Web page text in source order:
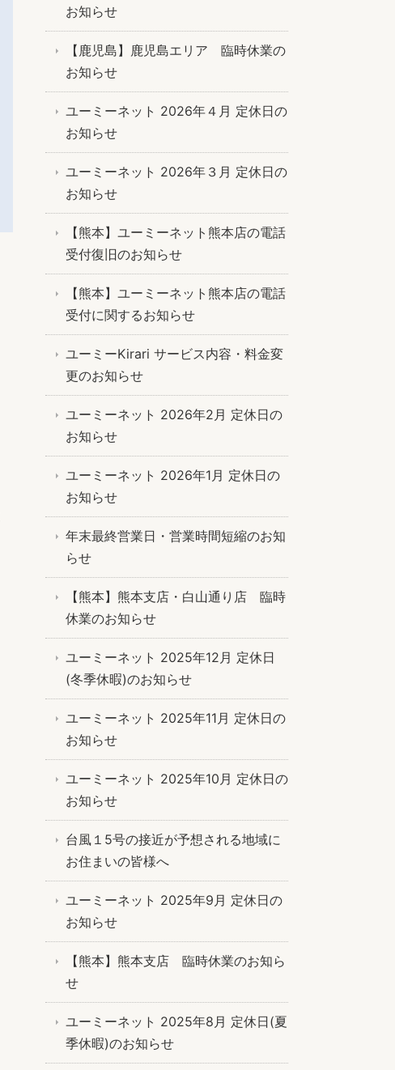
お知らせ
【鹿児島】鹿児島エリア 臨時休業の
お知らせ
ユーミーネット 2026年４月 定休日の
お知らせ
ユーミーネット 2026年３月 定休日の
お知らせ
【熊本】ユーミーネット熊本店の電話
受付復旧のお知らせ
【熊本】ユーミーネット熊本店の電話
受付に関するお知らせ
ユーミーKirari サービス内容・料金変
更のお知らせ
ユーミーネット 2026年2月 定休日の
お知らせ
ユーミーネット 2026年1月 定休日の
お知らせ
年末最終営業日・営業時間短縮のお知
らせ
【熊本】熊本支店・白山通り店 臨時
休業のお知らせ
ユーミーネット 2025年12月 定休日
(冬季休暇)のお知らせ
ユーミーネット 2025年11月 定休日の
お知らせ
ユーミーネット 2025年10月 定休日の
お知らせ
台風１5号の接近が予想される地域に
お住まいの皆様へ
ユーミーネット 2025年9月 定休日の
お知らせ
【熊本】熊本支店 臨時休業のお知ら
せ
ユーミーネット 2025年8月 定休日(夏
季休暇)のお知らせ